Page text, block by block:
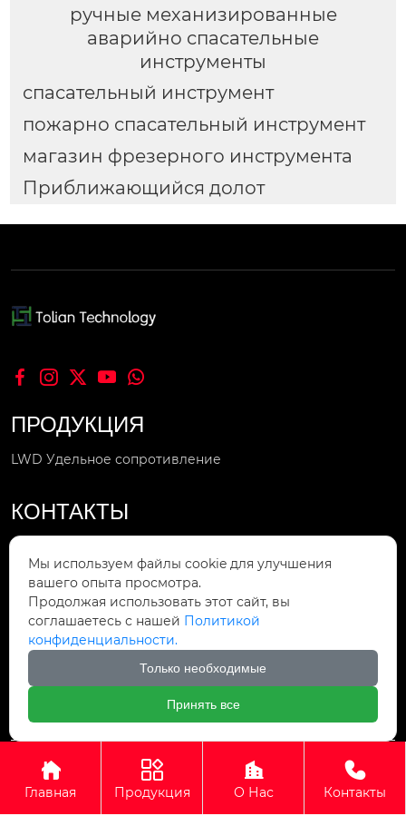
ручные механизированные
аварийно спасательные
инструменты
спасательный инструмент
пожарно спасательный инструмент
магазин фрезерного инструмента
Приближающийся долот
    
ПРОДУКЦИЯ
LWD Удельное сопротивление
КОНТАКТЫ

+86-412-8211566

Мы в сети
sale4@lntolian.com

Мы находимся
улица Шуандэ, район Тиси, Аньшань,
провинция Ляонин, Китай, 45.
Авторское право © 2023 Ляонинская компания научно -
технического развития

Главная

Продукция

О Нас

Контакты
Мы используем файлы cookie для улучшения
вашего опыта просмотра.
Продолжая использовать этот сайт, вы
соглашаетесь с нашей Политикой
конфиденциальности.
Только необходимые
Принять все